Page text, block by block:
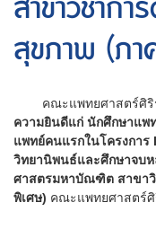
สาขาวิชาก
สุขภาพ (ภ
คณะแพทยศาสตร์ศิริร
ความยินดีแก่ นักศึกษาแ
แพทย์คนแรกในโครงการ
วิทยานิพนธ์และศึกษาจบ
ศาสตรมหาบัณฑิต สาขา
พิเศษ) คณะแพทยศาสตร์